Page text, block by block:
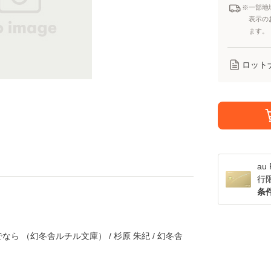
※一部地
表示の
ます。
ロット
au
行
条
ら （幻冬舎ルチル文庫） / 杉原 朱紀 / 幻冬舎